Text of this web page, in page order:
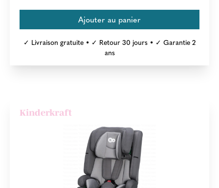
✓ Livraison gratuite • ✓ Retour 30 jours • ✓ Garantie 2
ans
Kinderkraft